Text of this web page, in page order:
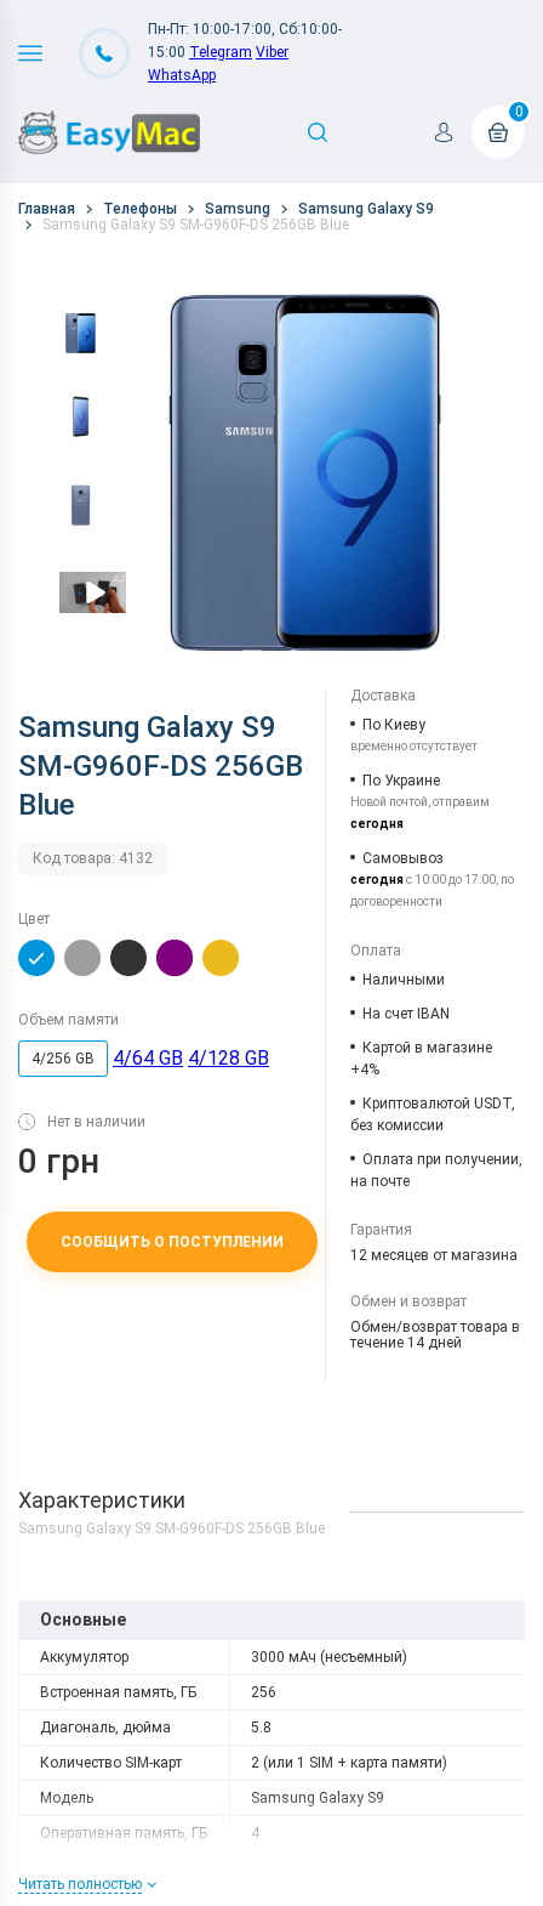
Пн-Пт: 10:00-17:00, Сб:10:00-
15:00 Telegram Viber
WhatsApp
0
Главная Телефоны Samsung
Samsung Galaxy S9
Samsung Galaxy S9 SM-G960F-DS 256GB Blue
Samsung Galaxy S9
SM-G960F-DS 256GB
Blue
Код товара: 4132
Цвет
Объем памяти
4/256 GB 4/64 GB 4/128 GB
Нет в наличии
0 грн
СООБЩИТЬ О ПОСТУПЛЕНИИ
Доставка
По Киеву
временно отсутствует
По Украине
Новой почтой, отправим
сегодня
Самовывоз
сегодняс 10:00 до 17:00, по
договоренности
Оплата
Наличными
На счет IBAN
Картой в магазине
+4%
Криптовалютой USDT,
без комиссии
Оплата при получении,
на почте
Гарантия
12 месяцев от магазина
Обмен и возврат
Обмен/возврат товара в
течение 14 дней
Характеристики
Samsung Galaxy S9 SM-G960F-DS 256GB Blue
Основные
Аккумулятор 3000 мАч (несъемный)
Встроенная память, ГБ 256
Диагональ, дюйма 5.8
Количество SIM-карт 2 (или 1 SIM + карта памяти)
Модель Samsung Galaxy S9
Оперативная память, ГБ 4
Читать полностью